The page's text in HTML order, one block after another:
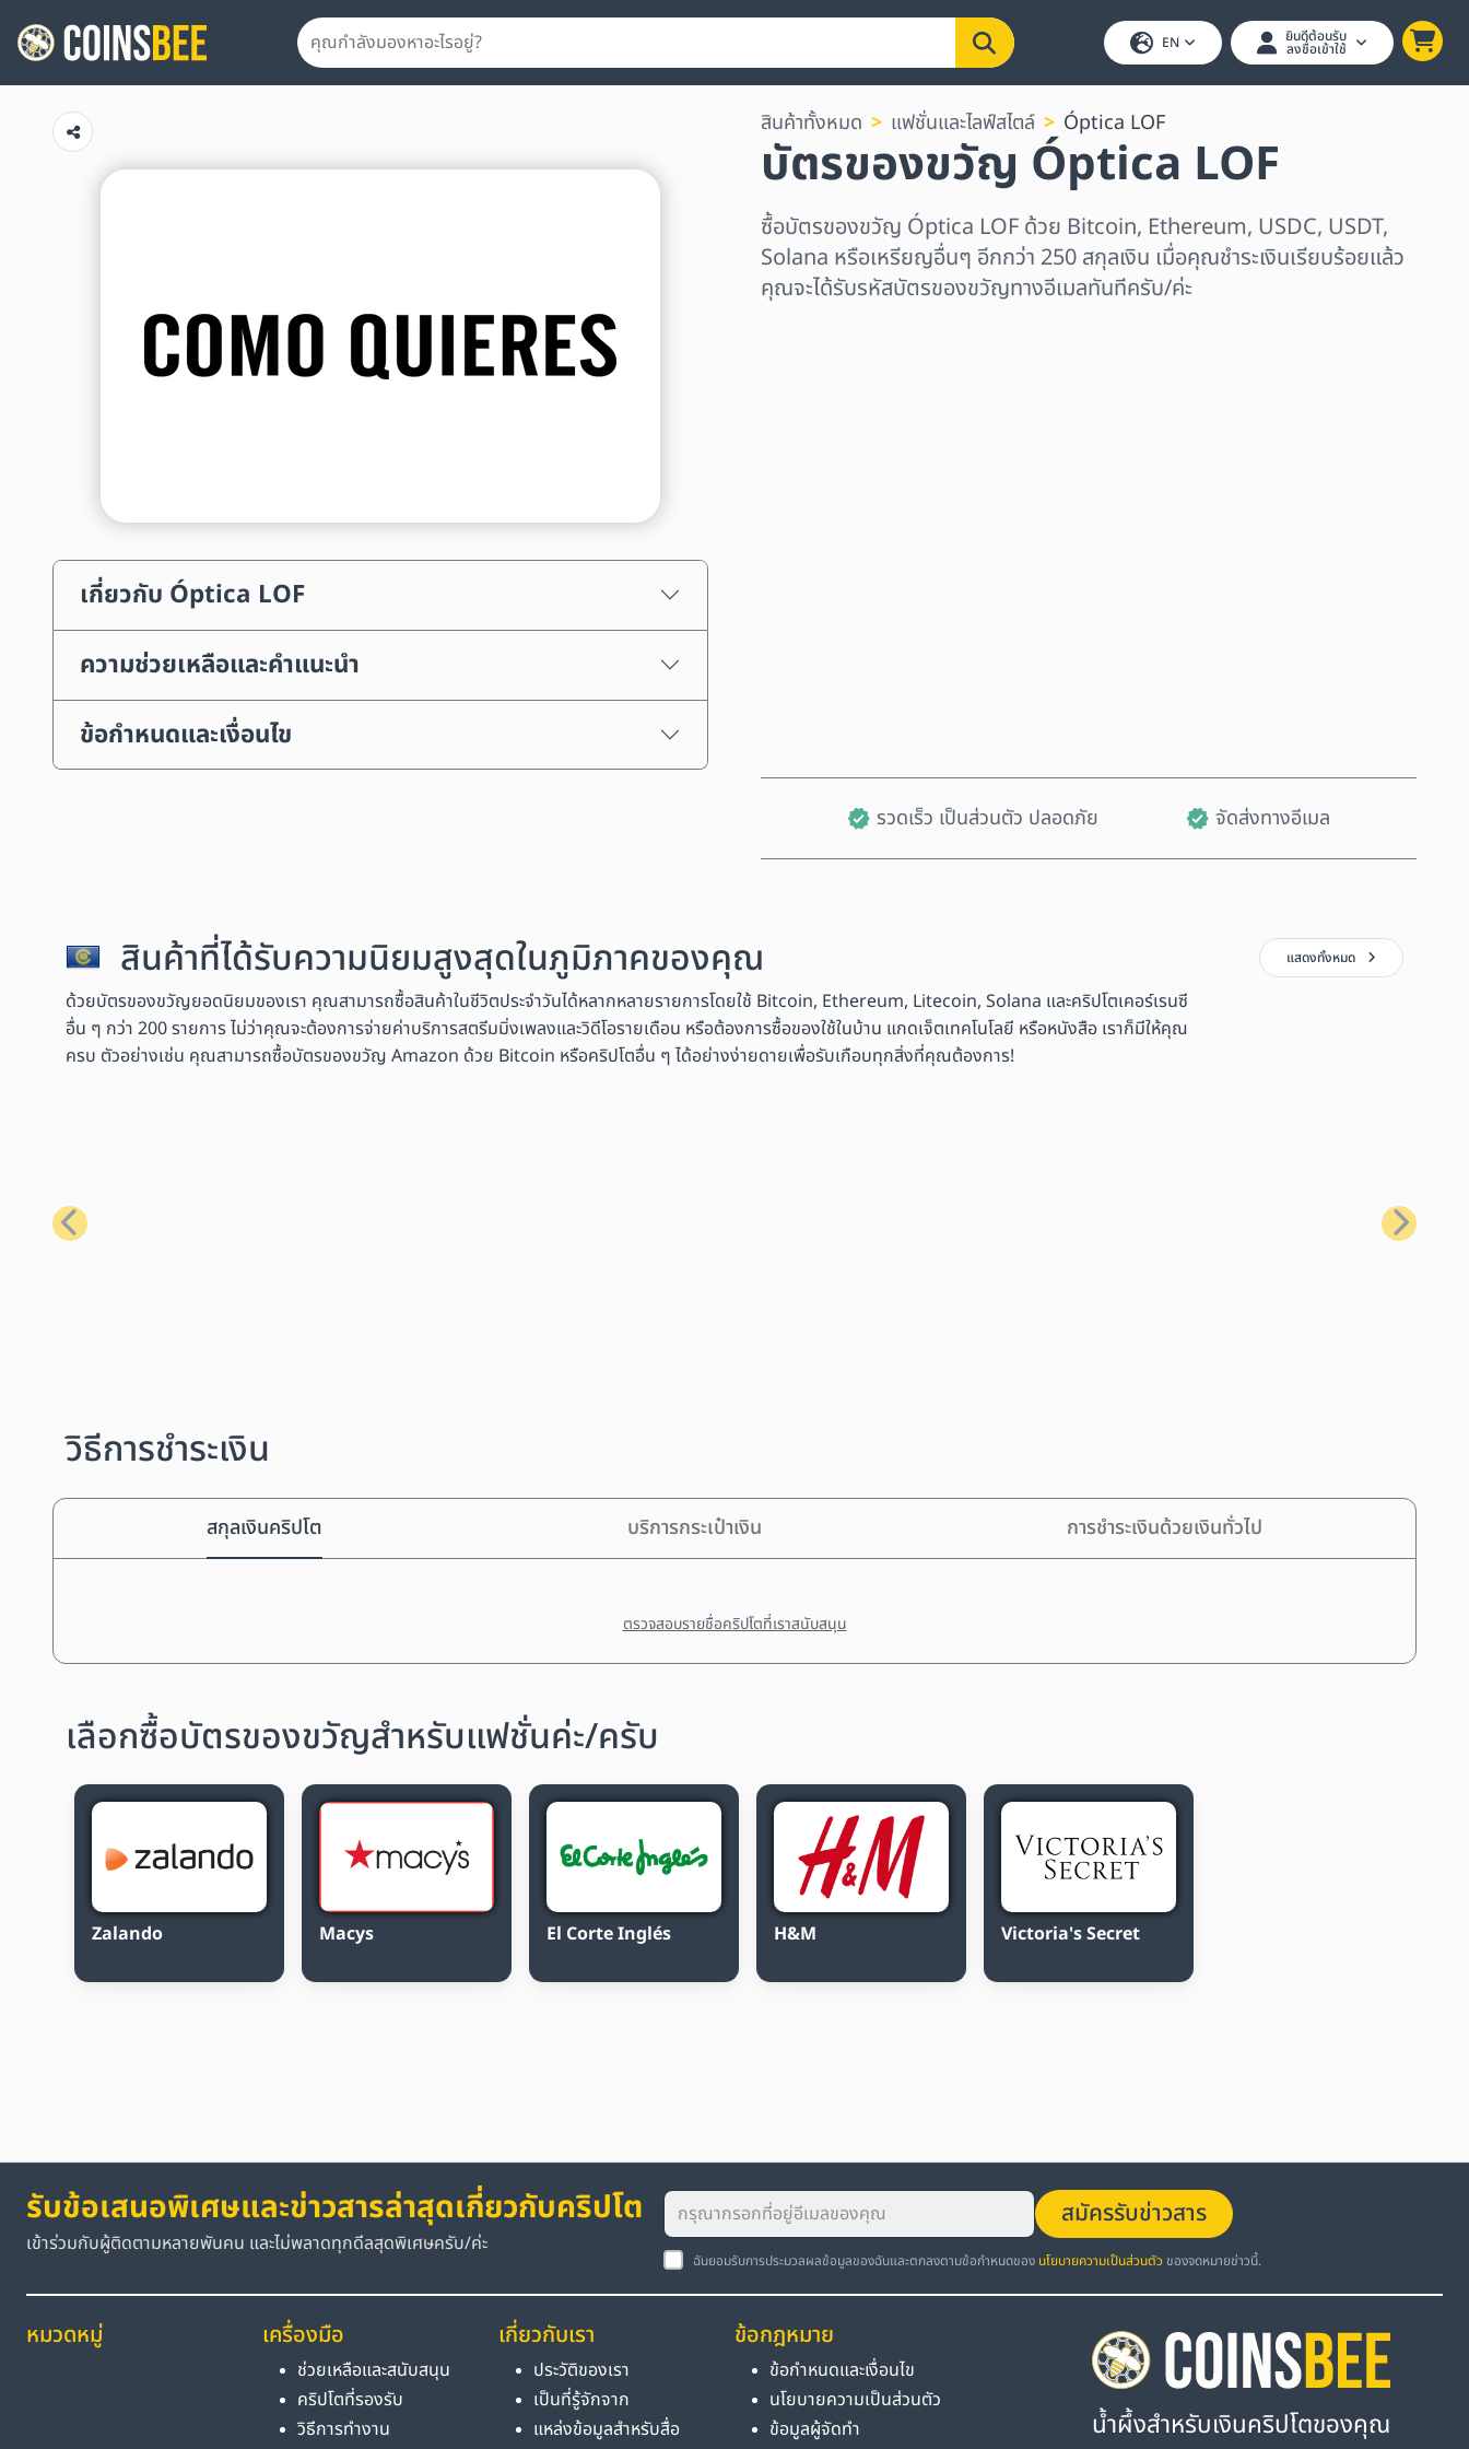
EN ยินดีต้อนรับ
ลงชื่อเข้าใช้
เกี่ยวกับ Óptica LOF
ความช่วยเหลือและคำแนะนำ
ข้อกำหนดและเงื่อนไข
สินค้าทั้งหมด แฟชั่นและไลฟ์สไตล์ Óptica LOF
บัตรของขวัญ Óptica LOF
ซื้อบัตรของขวัญ Óptica LOF ด้วย Bitcoin, Ethereum, USDC, USDT,
Solana หรือเหรียญอื่นๆ อีกกว่า 250 สกุลเงิน เมื่อคุณชำระเงินเรียบร้อยแล้ว
คุณจะได้รับรหัสบัตรของขวัญทางอีเมลทันทีครับ/ค่ะ
รวดเร็ว เป็นส่วนตัว ปลอดภัย จัดส่งทางอีเมล
สินค้าที่ได้รับความนิยมสูงสุดในภูมิภาคของคุณ
ด้วยบัตรของขวัญยอดนิยมของเรา คุณสามารถซื้อสินค้าในชีวิตประจำวันได้หลากหลายรายการโดยใช้ Bitcoin, Ethereum, Litecoin, Solana และคริปโตเคอร์เรนซี
อื่น ๆ กว่า 200 รายการ ไม่ว่าคุณจะต้องการจ่ายค่าบริการสตรีมมิ่งเพลงและวิดีโอรายเดือน หรือต้องการซื้อของใช้ในบ้าน แกดเจ็ตเทคโนโลยี หรือหนังสือ เราก็มีให้คุณ
ครบ ตัวอย่างเช่น คุณสามารถซื้อบัตรของขวัญ Amazon ด้วย Bitcoin หรือคริปโตอื่น ๆ ได้อย่างง่ายดายเพื่อรับเกือบทุกสิ่งที่คุณต้องการ!
แสดงทั้งหมด
ก่อนหน้า ถัดไป
วิธีการชำระเงิน
สกุลเงินคริปโต บริการกระเป๋าเงิน การชำระเงินด้วยเงินทั่วไป
ตรวจสอบรายชื่อคริปโตที่เราสนับสนุน
เลือกซื้อบัตรของขวัญสำหรับแฟชั่นค่ะ/ครับ
Zalando Macys El Corte Inglés H&M Victoria's Secret
รับข้อเสนอพิเศษและข่าวสารล่าสุดเกี่ยวกับคริปโต
เข้าร่วมกับผู้ติดตามหลายพันคน และไม่พลาดทุกดีลสุดพิเศษครับ/ค่ะ
สมัครรับข่าวสาร
ฉันยอมรับการประมวลผลข้อมูลของฉันและตกลงตามข้อกำหนดของ นโยบายความเป็นส่วนตัว ของจดหมายข่าวนี้.
หมวดหมู่ เครื่องมือ
ช่วยเหลือและสนับสนุน
คริปโตที่รองรับ
วิธีการทำงาน
เกี่ยวกับเรา
ประวัติของเรา
เป็นที่รู้จักจาก
แหล่งข้อมูลสำหรับสื่อ
ข้อกฎหมาย
ข้อกำหนดและเงื่อนไข
นโยบายความเป็นส่วนตัว
ข้อมูลผู้จัดทำ
น้ำผึ้งสำหรับเงินคริปโตของคุณ